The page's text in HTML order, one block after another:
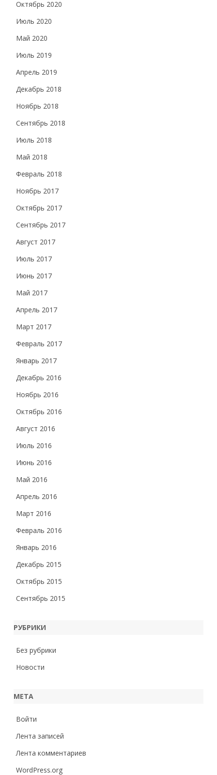
Октябрь 2020
Июль 2020
Май 2020
Июль 2019
Апрель 2019
Декабрь 2018
Ноябрь 2018
Сентябрь 2018
Июль 2018
Май 2018
Февраль 2018
Ноябрь 2017
Октябрь 2017
Сентябрь 2017
Август 2017
Июль 2017
Июнь 2017
Май 2017
Апрель 2017
Март 2017
Февраль 2017
Январь 2017
Декабрь 2016
Ноябрь 2016
Октябрь 2016
Август 2016
Июль 2016
Июнь 2016
Май 2016
Апрель 2016
Март 2016
Февраль 2016
Январь 2016
Декабрь 2015
Октябрь 2015
Сентябрь 2015
РУБРИКИ
Без рубрики
Новости
МЕТА
Войти
Лента записей
Лента комментариев
WordPress.org